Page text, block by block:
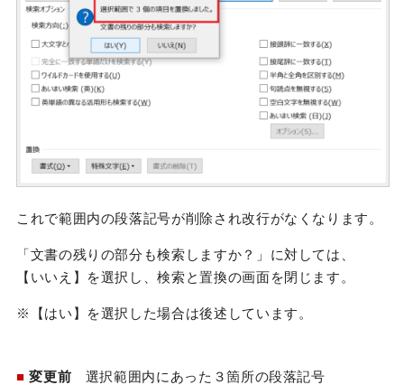
これで範囲内の段落記号が削除され改行がなくなります。
「文書の残りの部分も検索しますか？」に対しては、
【いいえ】を選択し、検索と置換の画面を閉じます。
※【はい】を選択した場合は後述しています。
■ 変更前 選択範囲内にあった３箇所の段落記号